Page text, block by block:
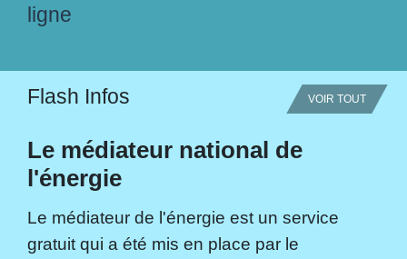
ligne
Flash Infos VOIR TOUT
Le médiateur national de
l'énergie
Le médiateur de l'énergie est un service
gratuit qui a été mis en place par le